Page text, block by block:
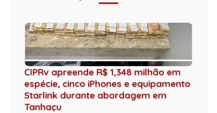
CIPRv apreende R$ 1,348 milhão em
espécie, cinco iPhones e equipamento
Starlink durante abordagem em
Tanhaçu